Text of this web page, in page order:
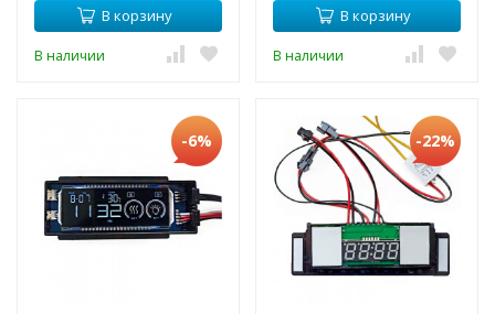
В корзину
В наличии
В корзину
В наличии
-6% -22%